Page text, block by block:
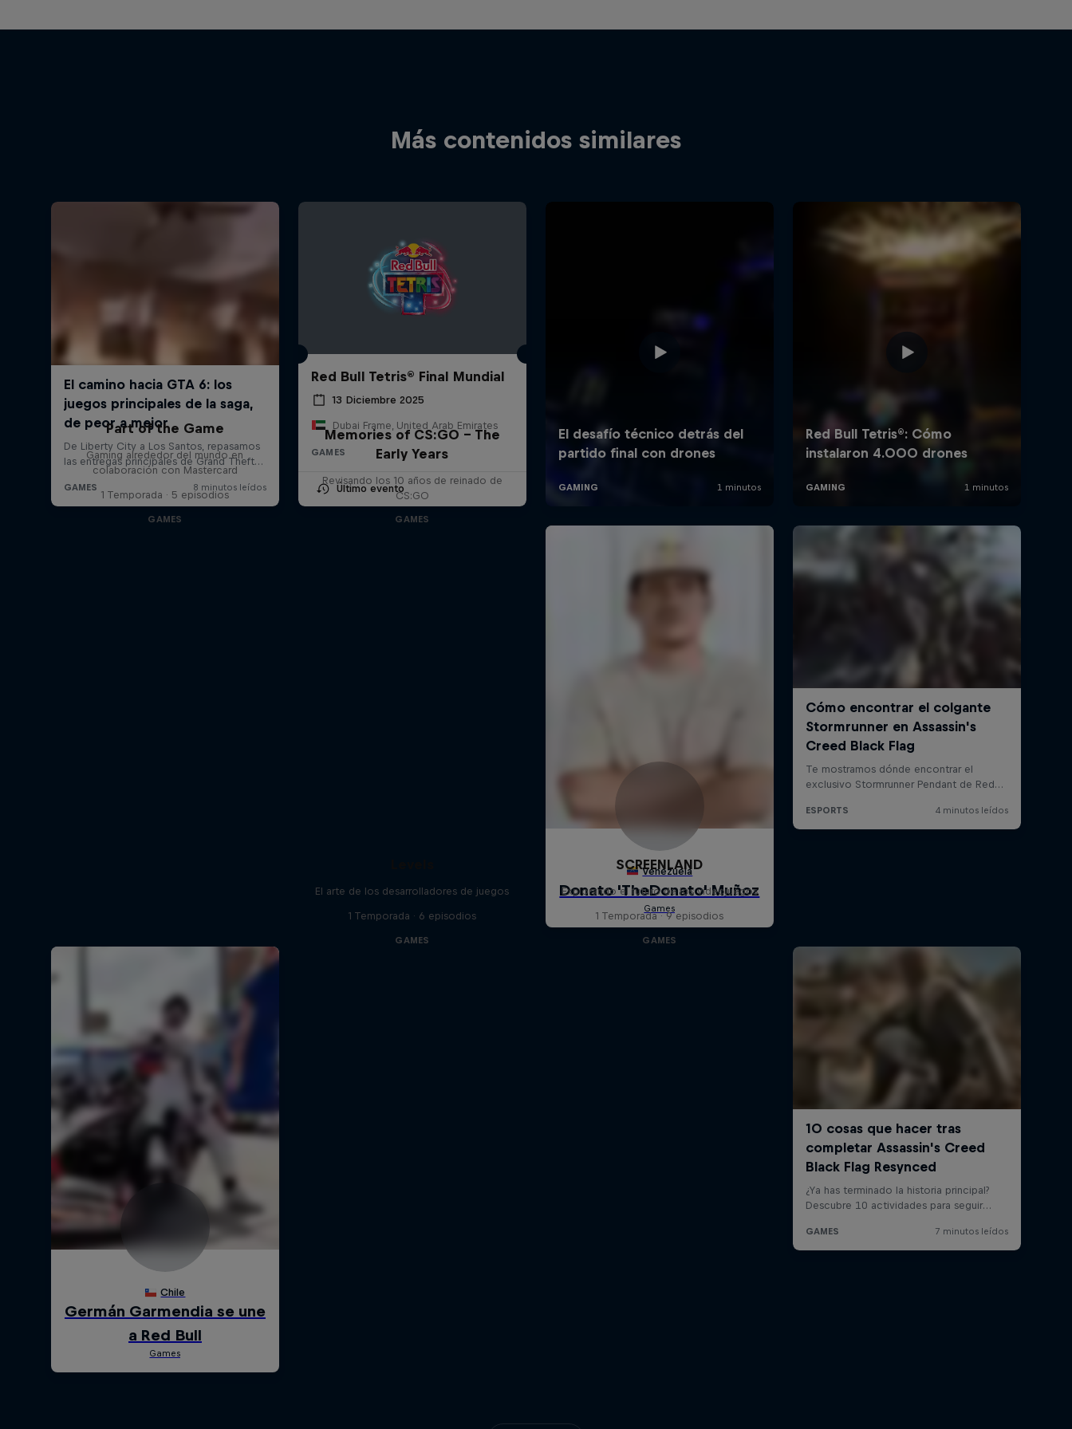
Más contenidos similares
Red Bull Tetris® Final Mundial
13 Diciembre 2025
Dubai Frame, United Arab Emirates
GAMES
Último evento
Part of the Game
Gaming alrededor del mundo en
colaboración con Mastercard
1 Temporada · 5 episodios
GAMES
Memories of CS:GO – The
Early Years
Revisando los 10 años de reinado de
CS:GO
GAMES
El arte de los desarrolladores de juegos
1 Temporada · 6 episodios
GAMES
SCREENLAND
Explorando el futuro de los videojuegos
1 Temporada · 9 episodios
GAMES